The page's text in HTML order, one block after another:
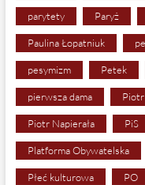
parytety Paryż
Paulina Łopatniuk
pesymizm Petek
pierwsza dama
Piotr Napierała PiS
Platforma Obywatelska
Płeć kulturowa PO